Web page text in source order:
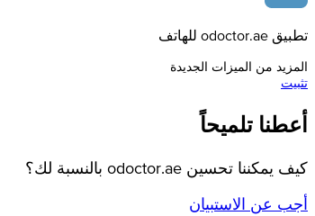
تطبيق odoctor.ae للهاتف
المزيد من الميزات الجديدة
تثبيت
أعطنا تلميحاً
كيف يمكننا تحسين odoctor.ae بالنسبة لك؟
أجب عن الاستبيان